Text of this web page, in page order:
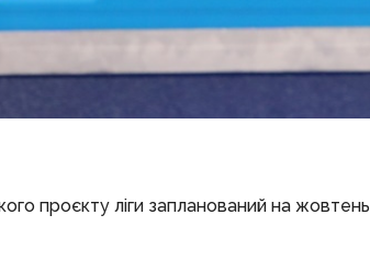
проєкту ліги запланований на жовтень